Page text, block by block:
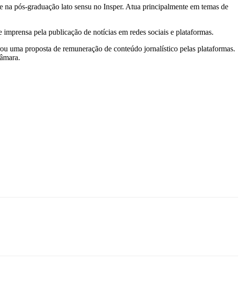
pós-graduação lato sensu no Insper. Atua principalmente em temas de
pela publicação de notícias em redes sociais e plataformas.
proposta de remuneração de conteúdo jornalístico pelas plataformas.